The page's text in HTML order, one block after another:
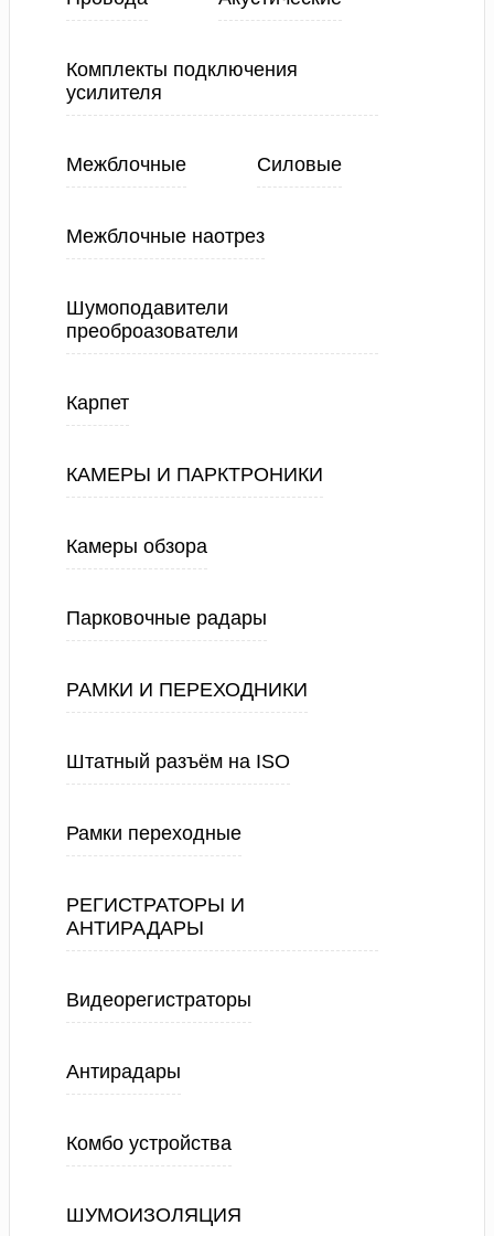
Комплекты подключения
усилителя
Межблочные Силовые
Межблочные наотрез
Шумоподавители
преоброазователи
Карпет
КАМЕРЫ И ПАРКТРОНИКИ
Камеры обзора
Парковочные радары
РАМКИ И ПЕРЕХОДНИКИ
Штатный разъём на ISO
Рамки переходные
РЕГИСТРАТОРЫ И
АНТИРАДАРЫ
Видеорегистраторы
Антирадары
Комбо устройства
ШУМОИЗОЛЯЦИЯ